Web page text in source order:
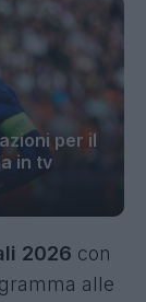
per il
in tv
2026 con
alle